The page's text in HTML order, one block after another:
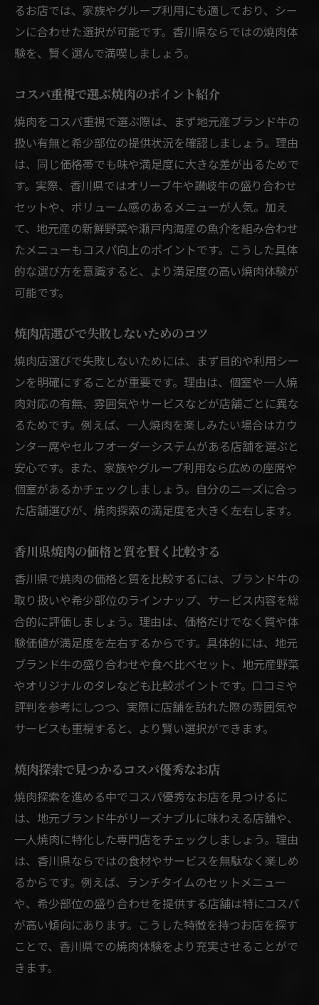
るお店では、家族やグループ利用にも適しており、シー
ンに合わせた選択が可能です。香川県ならではの焼肉体
験を、賢く選んで満喫しましょう。
コスパ重視で選ぶ焼肉のポイント紹介
焼肉をコスパ重視で選ぶ際は、まず地元産ブランド牛の
扱い有無と希少部位の提供状況を確認しましょう。理由
は、同じ価格帯でも味や満足度に大きな差が出るためで
す。実際、香川県ではオリーブ牛や讃岐牛の盛り合わせ
セットや、ボリューム感のあるメニューが人気。加え
て、地元産の新鮮野菜や瀬戸内海産の魚介を組み合わせ
たメニューもコスパ向上のポイントです。こうした具体
的な選び方を意識すると、より満足度の高い焼肉体験が
可能です。
焼肉店選びで失敗しないためのコツ
焼肉店選びで失敗しないためには、まず目的や利用シー
ンを明確にすることが重要です。理由は、個室や一人焼
肉対応の有無、雰囲気やサービスなどが店舗ごとに異な
るためです。例えば、一人焼肉を楽しみたい場合はカウ
ンター席やセルフオーダーシステムがある店舗を選ぶと
安心です。また、家族やグループ利用なら広めの座席や
個室があるかチェックしましょう。自分のニーズに合っ
た店舗選びが、焼肉探索の満足度を大きく左右します。
香川県焼肉の価格と質を賢く比較する
香川県で焼肉の価格と質を比較するには、ブランド牛の
取り扱いや希少部位のラインナップ、サービス内容を総
合的に評価しましょう。理由は、価格だけでなく質や体
験価値が満足度を左右するからです。具体的には、地元
ブランド牛の盛り合わせや食べ比べセット、地元産野菜
やオリジナルのタレなども比較ポイントです。口コミや
評判を参考にしつつ、実際に店舗を訪れた際の雰囲気や
サービスも重視すると、より賢い選択ができます。
焼肉探索で見つかるコスパ優秀なお店
焼肉探索を進める中でコスパ優秀なお店を見つけるに
は、地元ブランド牛がリーズナブルに味わえる店舗や、
一人焼肉に特化した専門店をチェックしましょう。理由
は、香川県ならではの食材やサービスを無駄なく楽しめ
るからです。例えば、ランチタイムのセットメニュー
や、希少部位の盛り合わせを提供する店舗は特にコスパ
が高い傾向にあります。こうした特徴を持つお店を探す
ことで、香川県での焼肉体験をより充実させることがで
きます。